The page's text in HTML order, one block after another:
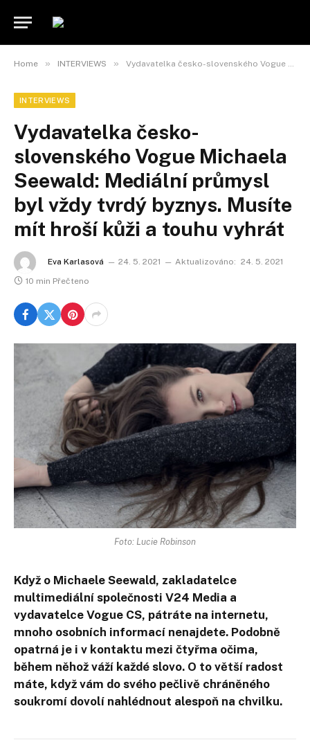
Home » INTERVIEWS » Vydavatelka česko-slovenského Vogue Michaela Seewald: Mediální průmysl byl vždy tvrdý byznys. Musíte mít hroší kůži a touhu vyhrát
INTERVIEWS
Vydavatelka česko-
slovenského Vogue Michaela
Seewald: Mediální průmysl
byl vždy tvrdý byznys. Musíte
mít hroší kůži a touhu vyhrát
Eva Karlasová 24. 5. 2021 Aktualizováno: 24. 5. 2021
10 min Přečteno
Foto: Lucie Robinson
Když o Michaele Seewald, zakladatelce
multimediální společnosti V24 Media a
vydavatelce Vogue CS, pátráte na internetu,
mnoho osobních informací nenajdete. Podobně
opatrná je i v kontaktu mezi čtyřma očima,
během něhož váží každé slovo. O to větší radost
máte, když vám do svého pečlivě chráněného
soukromí dovolí nahlédnout alespoň na chvilku.